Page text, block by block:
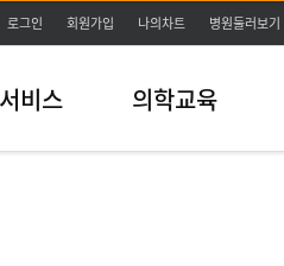
로그인 회원가입 나의차트 병원둘러보기
비스 의학교육